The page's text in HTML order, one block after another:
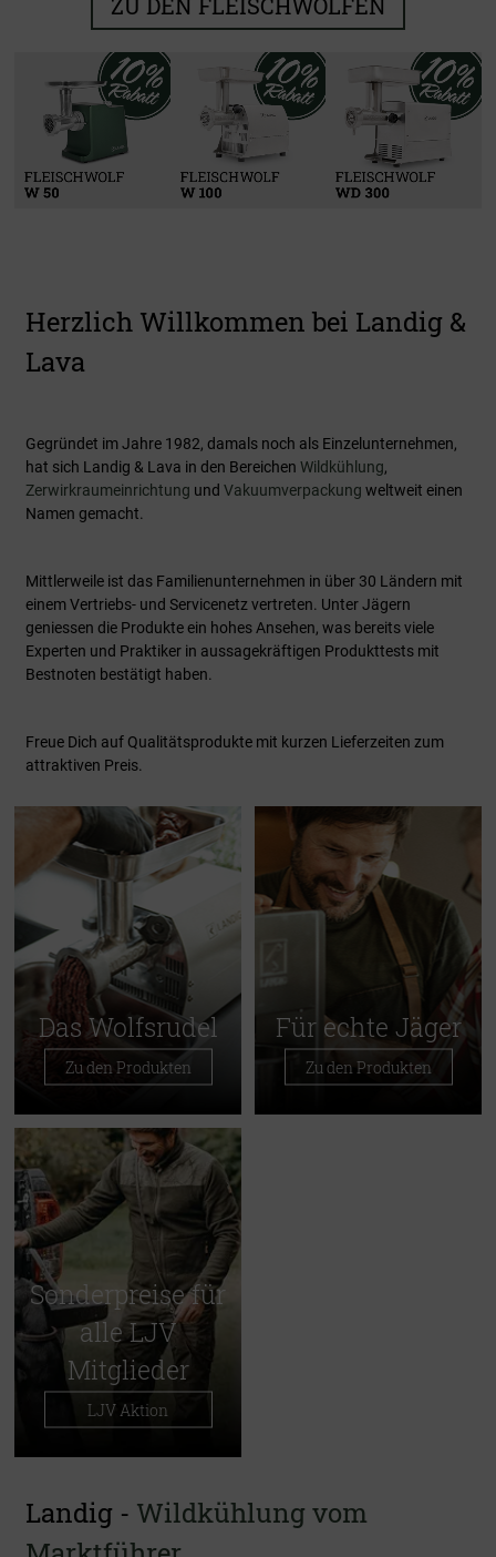
ZU DEN FLEISCHWÖLFEN
Kühlen & Reifen
Zu den Produkten
Zerwirken
Zu den Produkten
Verarbeiten Vakuumieren
Herzlich Willkommen bei Landig &
Lava
Gegründet im Jahre 1982, damals noch als Einzelunternehmen,
hat sich Landig & Lava in den Bereichen Wildkühlung,
Zerwirkraumeinrichtung und Vakuumverpackung weltweit einen
Namen gemacht.
Mittlerweile ist das Familienunternehmen in über 30 Ländern mit
einem Vertriebs- und Servicenetz vertreten. Unter Jägern
geniessen die Produkte ein hohes Ansehen, was bereits viele
Experten und Praktiker in aussagekräftigen Produkttests mit
Bestnoten bestätigt haben.
Freue Dich auf Qualitätsprodukte mit kurzen Lieferzeiten zum
attraktiven Preis.
Das Wolfsrudel
Zu den Produkten
Für echte Jäger
Zu den Produkten
Sonderpreise für
alle LJV
Mitglieder
LJV Aktion
Landig - Wildkühlung vom